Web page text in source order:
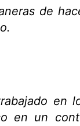
de
en
en un